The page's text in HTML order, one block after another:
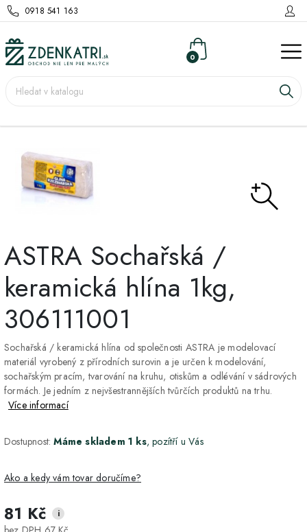
0918 541 163
0
ASTRA Sochařská /
keramická hlína 1kg,
306111001
Sochařská / keramická hlína od společnosti ASTRA je modelovací
materiál vyrobený z přírodních surovin a je určen k modelování,
sochařským pracím, tvarování na kruhu, otiskům a odlévání v sádrových
formách. Je jedním z nejvšestrannějších tvůrčích produktů na trhu.
Více informací
Dostupnost:Máme skladem 1 ks, pozítří u Vás
Ako a kedy vám tovar doručíme?
DPD Home - doručenie
81 Kč i